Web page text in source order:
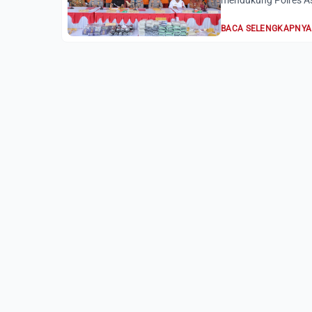
BACA SELENGKAPNYA